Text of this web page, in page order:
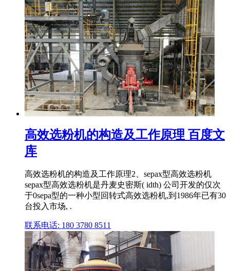
高效选粉机的构造及工作原理 百度文
库
高效选粉机的构造及工作原理2、sepax型高效选粉机
sepax型高效选粉机是丹麦史密斯( idth) 公司开发的仅次
于0sepa型的一种小型回转式高效选粉机,到1986年已有30
台投入市场, .
联系电话: 180 3780 8511